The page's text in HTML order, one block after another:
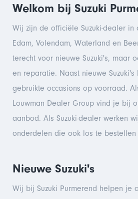
Welkom bij Suzuki
Wij zijn de officiële Suzuki-dealer in
Edam, Volendam, Waterland en
terecht voor nieuwe Suzuki's, maar
en reparatie. Naast nieuwe
gebruikte occasions op voorraad.
Louwman Dealer Group vind je bij
aanbod. Als Suzuki-dealer werken
onderdelen die ook los te bestellen
Nieuwe Suzuki's
Wij bij Suzuki Purmerend helpen je